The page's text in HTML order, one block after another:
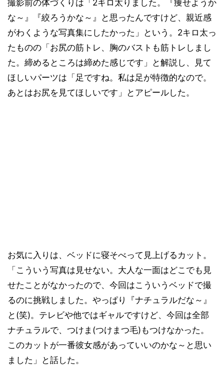
撮影前の体づくりは「2キロ太りました。『痩せようか
な～』『絞ろうかな～』と思ったんですけど、親近感
がわくような写真集にしたかった」という。2キロ太っ
たものの「お尻の筋トレ、胸のバストも筋トレしまし
た。締めるところは締めた感じです」と解説し、見て
ほしいパーツは「足ですね。私は足が特徴的なので。
あとはお尻を見てほしいです」とアピールした。
お気に入りは、ベッドに寝そべって見上げるカット。
「こういう写真は見せない。大人な一面はどこでも見
せたことがなかったので、今回はこういうベッドで撮
るのに挑戦しました。やっぱり『ナチュラルだな～』
と(笑)。テレビや他ではギャルですけど、今回は全部
ナチュラルで、つけま(つけまつ毛)もつけなかった。
このカットが一番彼女感があっていいのかな～と思い
ました」と話した。